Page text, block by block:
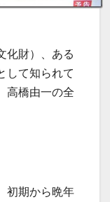
化財）、ある
して知られて
高橋由一の全
初期から晩年